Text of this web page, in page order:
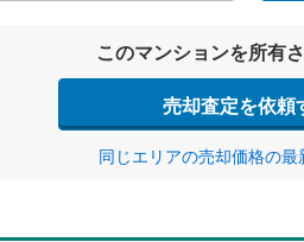
このマンションを所有
売却査定を依頼
同じエリアの売却価格の最